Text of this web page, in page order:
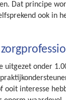
Dat principe
ook in
uitgezet onder
ooit interesse